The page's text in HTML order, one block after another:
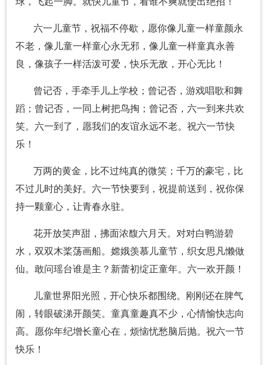
六一儿童节，祝福不停歇，愿你像儿童一样童颜永
不老，像儿童一样童心永无邪，像儿童一样童真永善
良，像孩子一样活泼可爱，快乐无敌，开心无比！
曾记否，手牵手儿上学校；曾记否，游戏唱歌和舞
蹈；曾记否，一同上树把鸟掏；曾记否，六一到来共欢
笑。六一到了，愿我们的友谊永远不老。祝六一节快
乐！
万两的黄金，比不过纯真的微笑；千万的豪宅，比
不过儿时的美好。六一节快要到，祝提前送到，祝你保
持一颗童心，让青春永驻。
花开放笑声甜，拂面浓馥六月天。对对白鸭游碧
水，双双木桨荡画船。嫦娥羡慕儿童节，织女思凡懒做
仙。敢问瑶台谁是主？新蕾初绽正童年。六一欢开颜！
儿童世界阳光照，开心快乐都围绕。刚刚还在脾气
闹，转眼破涕开颜笑。童真童趣真不少，心情愉快志向
高。愿你年纪增长童心在，烦恼忧愁脑后抛。祝六一节
快乐！